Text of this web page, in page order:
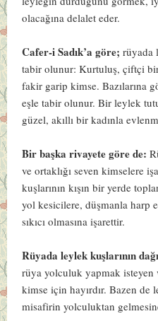
olacağına delalet eder.
Cafer-i Sadık’a göre; rüyada
tabir olunur: Kurtuluş, çiftçi
fakir garip kimse. Bazılarına
eşle tabir olunur. Bir leylek
güzel, akıllı bir kadınla
Bir başka rivayete göre de:
ve ortaklığı seven kimselere
kuşlarının kışın bir yerde
yol kesicilere, düşmanla harp
sıkıcı olmasına işarettir.
Rüyada leylek kuşlarının
rüya yolculuk yapmak
kimse için hayırdır. Bazen de
misafirin yolculuktan